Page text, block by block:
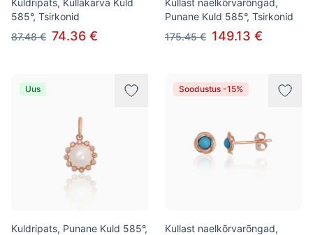
Kuldripats, Kullakarva Kuld
585°, Tsirkonid
87.48 € 74.36 €
Kullast naelkõrvarõngad,
Punane Kuld 585°, Tsirkonid
175.45 € 149.13 €
Uus
Kuldripats, Punane Kuld 585°,
Soodustus -15%
Kullast naelkõrvarõngad,